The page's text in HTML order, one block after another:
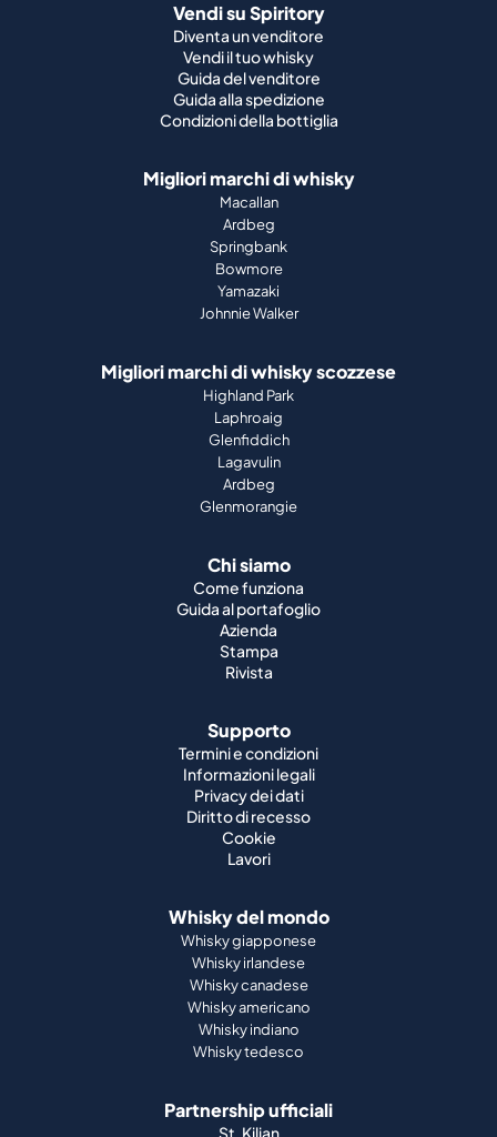
Vendi su Spiritory
Diventa un venditore
Vendi il tuo whisky
Guida del venditore
Guida alla spedizione
Condizioni della bottiglia
Migliori marchi di whisky
Macallan
Ardbeg
Springbank
Bowmore
Yamazaki
Johnnie Walker
Migliori marchi di whisky scozzese
Highland Park
Laphroaig
Glenfiddich
Lagavulin
Ardbeg
Glenmorangie
Chi siamo
Come funziona
Guida al portafoglio
Azienda
Stampa
Rivista
Supporto
Termini e condizioni
Informazioni legali
Privacy dei dati
Diritto di recesso
Cookie
Lavori
Whisky del mondo
Whisky giapponese
Whisky irlandese
Whisky canadese
Whisky americano
Whisky indiano
Whisky tedesco
Partnership ufficiali
St. Kilian